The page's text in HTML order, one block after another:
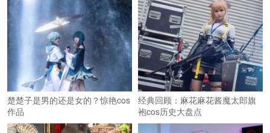
楚楚子是男的还是女的？惊艳cos
作品
经典回顾：麻花麻花酱魔太郎旗
袍cos历史大盘点